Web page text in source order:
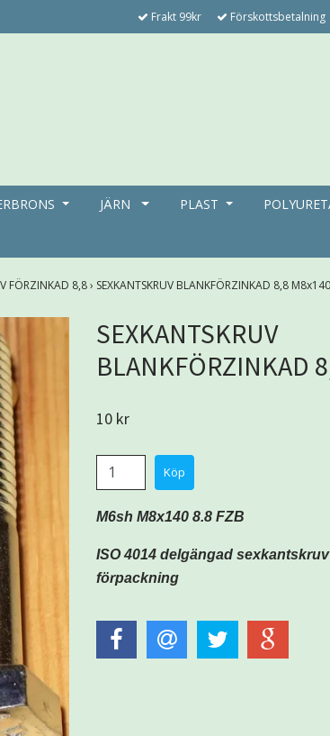
Frakt 99kr Förskottsbetalning
JÄRN PLAST
FÖRZINKAD 8,8› SEXKANTSKRUV BLANKFÖRZINKAD 8,8 M8x140
SEXKANTSKRUV
BLANKFÖRZINKAD
10 kr
M6sh M8x140 8.8 FZB
ISO 4014 delgängad
förpackning